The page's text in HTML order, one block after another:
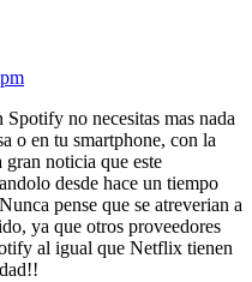
no necesitas mas nada
o en tu smartphone, con la
noticia que este
desde hace un tiempo
pense que se atreverian a
ya que otros proveedores
al igual que Netflix tienen